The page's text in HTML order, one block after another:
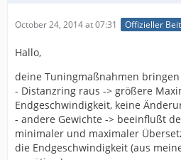
October 24, 2014 at 07:31 Offizieller
Hallo,
deine Tuningmaßnahmen
- Distanzring raus -> größere
Endgeschwindigkeit, keine
- andere Gewichte -> beeinflußt
minimaler und maximaler
die Endgeschwindigkeit (aus